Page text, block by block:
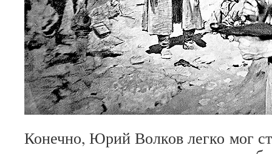
Конечно, Юрий Волков легко мог